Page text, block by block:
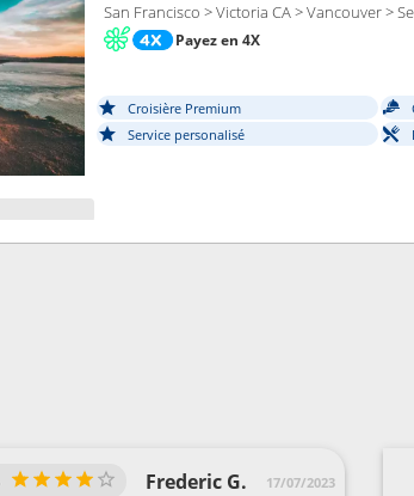
San Francisco > Victoria CA > Vancouver >
Payez en 4X
Croisière Premium
Service personalisé
Frederic G. 17/07/2023